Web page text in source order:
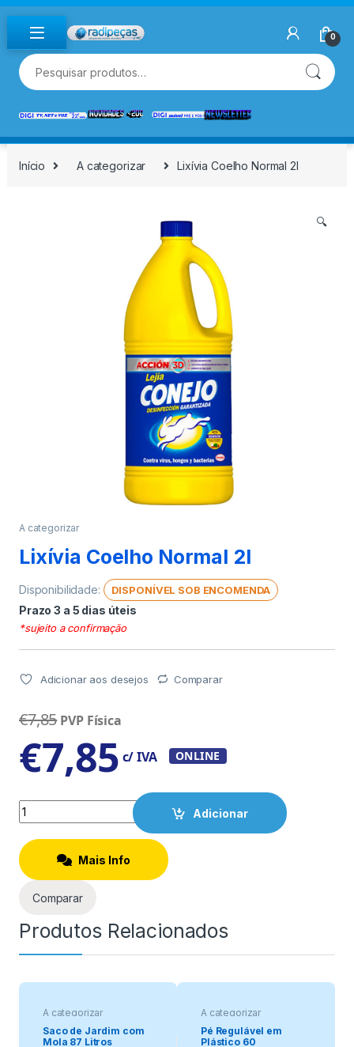
Skip to navigation
Skip to content
0
Pesquisar por:
Início A categorizar Lixívia Coelho Normal 2l
🔍
A categorizar
Lixívia Coelho Normal 2l
Disponibilidade: DISPONÍVEL SOB ENCOMENDA
Prazo 3 a 5 dias úteis
*sujeito a confirmação
Adicionar aos desejos Comparar
€7,85 PVP Física
€7,85 c/ IVA ONLINE
Quantity
Adicionar
Mais Info
Comparar
Produtos Relacionados
A categorizar
Saco de Jardim com
Mola 87 Litros
A categorizar
Pé Regulável em
Plástico 60